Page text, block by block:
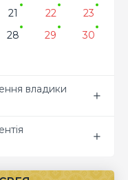
21 22
23
28 29
30
владики